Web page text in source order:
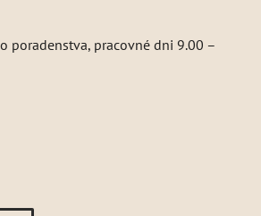
poradenstva, pracovné dni 9.00 –